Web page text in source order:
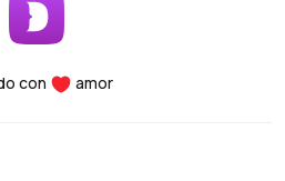
encontrar una mejor
se integran fácilmente, la
los servicios son fáciles
instalación hasta el lanzamiento
a nuevas mejoras, el servicio
con amor